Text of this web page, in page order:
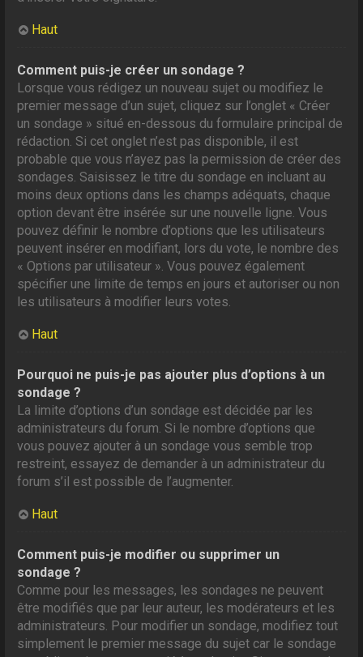
Haut
Comment puis-je créer un sondage ?
Lorsque vous rédigez un nouveau sujet ou modifiez le
premier message d’un sujet, cliquez sur l’onglet « Créer
un sondage » situé en-dessous du formulaire principal de
rédaction. Si cet onglet n’est pas disponible, il est
probable que vous n’ayez pas la permission de créer des
sondages. Saisissez le titre du sondage en incluant au
moins deux options dans les champs adéquats, chaque
option devant être insérée sur une nouvelle ligne. Vous
pouvez définir le nombre d’options que les utilisateurs
peuvent insérer en modifiant, lors du vote, le nombre des
« Options par utilisateur ». Vous pouvez également
spécifier une limite de temps en jours et autoriser ou non
les utilisateurs à modifier leurs votes.
Haut
Pourquoi ne puis-je pas ajouter plus d’options à un
sondage ?
La limite d’options d’un sondage est décidée par les
administrateurs du forum. Si le nombre d’options que
vous pouvez ajouter à un sondage vous semble trop
restreint, essayez de demander à un administrateur du
forum s’il est possible de l’augmenter.
Haut
Comment puis-je modifier ou supprimer un
sondage ?
Comme pour les messages, les sondages ne peuvent
être modifiés que par leur auteur, les modérateurs et les
administrateurs. Pour modifier un sondage, modifiez tout
simplement le premier message du sujet car le sondage